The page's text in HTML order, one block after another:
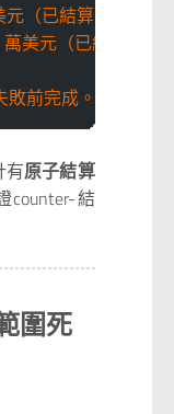
已結算，最終）
元（已結算，最
前完成。
有原子結算
結
圍死